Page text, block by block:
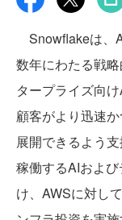
Snowflakeは、
数年にわたる戦
タープライズ向
顧客がより迅速
展開できるよう
稼働するAIおよ
け、AWSに対し